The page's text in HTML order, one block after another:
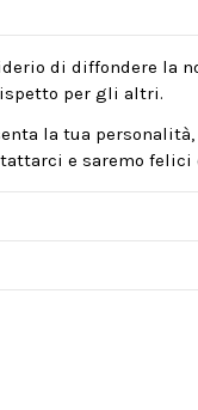
di diffondere la
per gli altri.
la tua
e saremo